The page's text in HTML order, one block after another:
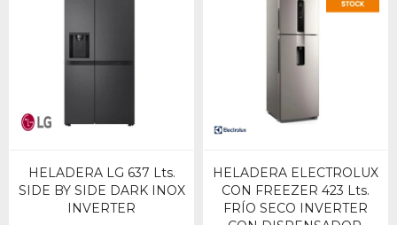
HELADERA LG 637 Lts.
SIDE BY SIDE DARK INOX
INVERTER
HELADERA ELECTROLUX
CON FREEZER 423 Lts.
FRÍO SECO INVERTER